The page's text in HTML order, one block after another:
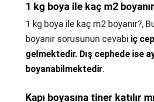
1 kg boya ile kaç m2
1 kg boya ile kaç m2 boyanır?,
boyanır sorusunun cevabı iç
gelmektedir. Dış cephede ise
boyanabilmektedir.
Kapı boyasına tiner katılır